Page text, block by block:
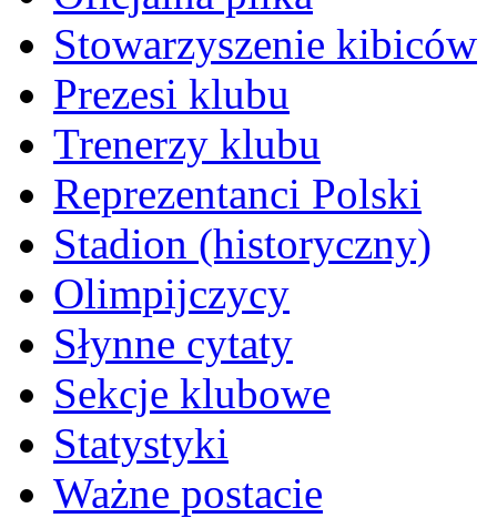
Stowarzyszenie kibiców
Prezesi klubu
Trenerzy klubu
Reprezentanci Polski
Stadion (historyczny)
Olimpijczycy
Słynne cytaty
Sekcje klubowe
Statystyki
Ważne postacie